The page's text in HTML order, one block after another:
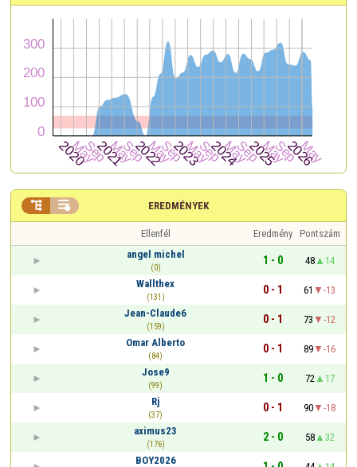
EREDMÉNYEK
 
Ellenfél Eredmény Pontszám
angel michel
(0)
1 - 0 48
14
Wallthex
(131)
0 - 1 61
-13
Jean-Claude6
(159)
0 - 1 73
-12
Omar Alberto
(84)
0 - 1 89
-16
Jose9
(99)
1 - 0 72
17
Rj
(37)
0 - 1 90
-18
aximus23
(176)
2 - 0 58
32
BOY2026